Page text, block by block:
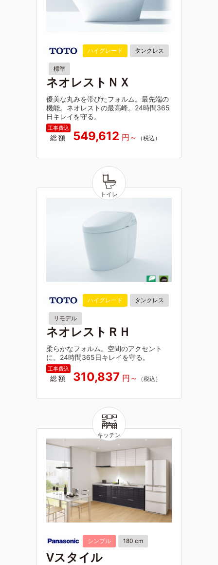
ハイグレード タンクレス
標準
ネオレストＮＸ
優美な丸みを帯びたフォルム。最先端の
機能。ネオレストの最高峰。24時間365
日キレイを守る。
総額 549,612
ハイグレード タンクレス
リモデル
ネオレストＲＨ
柔らかなフォルム。空間のアクセント
に。24時間365日キレイを守る。
総額 310,837
シンプル 180 cm
Vスタイル